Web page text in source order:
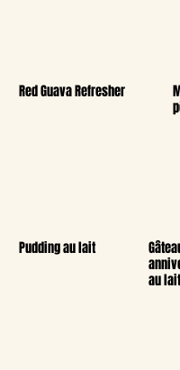
Red Guava Refresher
Pudding au lait
au